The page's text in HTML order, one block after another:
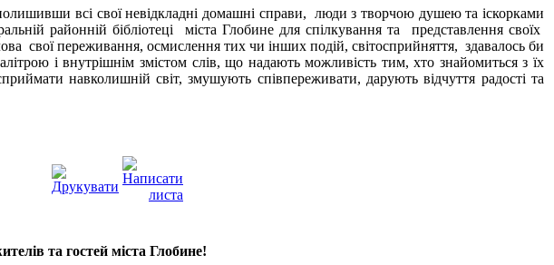
всі свої невідкладні домашні справи, люди з творчою душею та іскорками
районній бібліотеці міста Глобине для спілкування та представлення своїх
свої переживання, осмислення тих чи інших подій, світосприйняття, здавалось би
і внутрішнім змістом слів, що надають можливість тим, хто знайомиться з їх
навколишній світ, змушують співпереживати, дарують відчуття радості та
міста Глобине!